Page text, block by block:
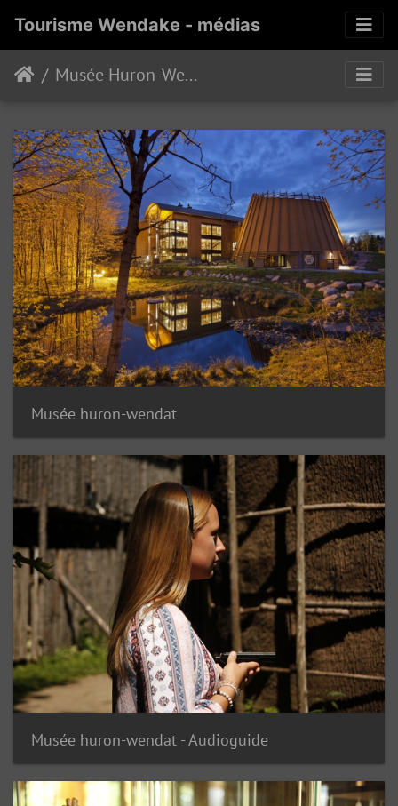
Tourisme Wendake - médias
Musée Huron-Wendat
Musée huron-wendat
Musée huron-wendat - Audioguide